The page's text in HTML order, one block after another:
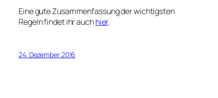
Eine gute Zusammenfassung der wichtigsten
Regeln findet ihr auchhier.
24. Dezember 2016